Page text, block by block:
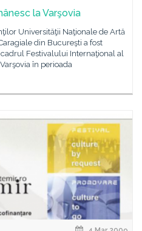
la Varşovia
Universităţii Naţionale de Artă
din Bucureşti a fost
Festivalului Internaţional al
în perioada